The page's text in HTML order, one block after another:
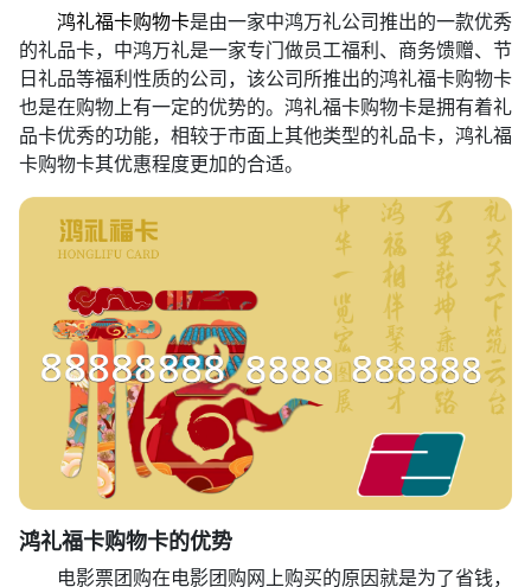
鸿礼福卡购物卡是由一家中鸿万礼公司推出的一款优秀
的礼品卡，中鸿万礼是一家专门做员工福利、商务馈赠、节
日礼品等福利性质的公司，该公司所推出的鸿礼福卡购物卡
也是在购物上有一定的优势的。鸿礼福卡购物卡是拥有着礼
品卡优秀的功能，相较于市面上其他类型的礼品卡，鸿礼福
卡购物卡其优惠程度更加的合适。
鸿礼福卡购物卡的优势
电影票团购在电影团购网上购买的原因就是为了省钱，